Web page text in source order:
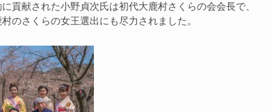
貢献された小野貞次氏は初代大鹿村さくらの会会長で、
のさくらの女王選出にも尽力されました。